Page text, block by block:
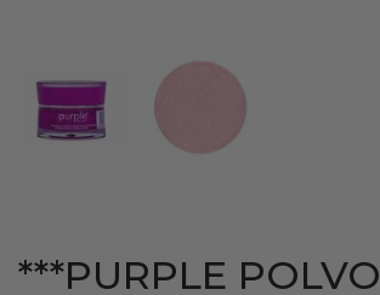
***PURPLE POLVO